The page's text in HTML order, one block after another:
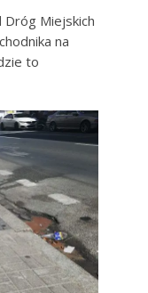
Dróg Miejskich
na
to